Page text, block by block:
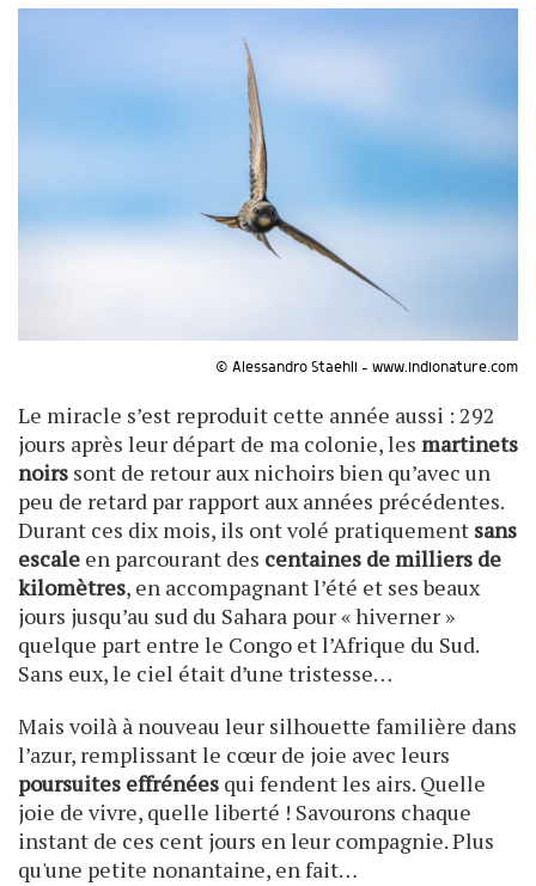
© Alessandro Staehli - www.indionature.com
Le miracle s’est reproduit cette année aussi : 292
jours après leur départ de ma colonie, les martinets
noirs sont de retour aux nichoirs bien qu’avec un
peu de retard par rapport aux années précédentes.
Durant ces dix mois, ils ont volé pratiquement sans
escale en parcourant des centaines de milliers de
kilomètres, en accompagnant l’été et ses beaux
jours jusqu’au sud du Sahara pour « hiverner »
quelque part entre le Congo et l’Afrique du Sud.
Sans eux, le ciel était d’une tristesse…
Mais voilà à nouveau leur silhouette familière dans
l’azur, remplissant le cœur de joie avec leurs
poursuites effrénées qui fendent les airs. Quelle
joie de vivre, quelle liberté ! Savourons chaque
instant de ces cent jours en leur compagnie. Plus
qu'une petite nonantaine, en fait…